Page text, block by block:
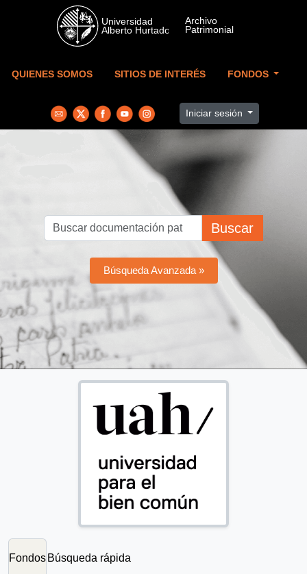
Skip to main content
QUIENES SOMOS SITIOS DE INTERÉS FONDOS
Iniciar sesión
Buscar
Búsqueda Avanzada »
Fondos Búsqueda rápida